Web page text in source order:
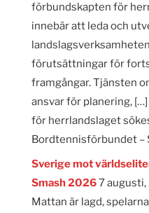
förbundskapten för
innebär att leda och
förutsättningar för
framgångar. Tjänsten
ansvar för planering,
för herrlandslaget
Bordtennisförbundet –
Sverige mot
Smash 20267
Mattan är lagd,